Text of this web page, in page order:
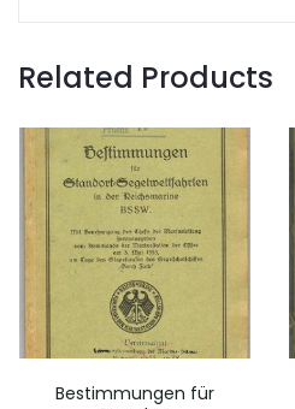
Related Products
Bestimmungen für